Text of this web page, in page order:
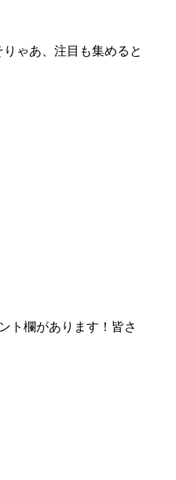
ゃあ、注目も集めると
ト欄があります！皆さ